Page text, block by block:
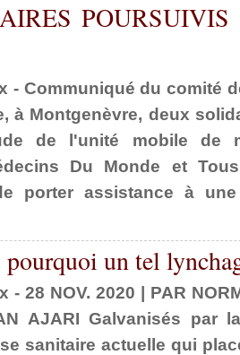
- Communiqué du comité
à Montgenèvre, deux
de l'unité mobile de
Du Monde et
porter assistance à
un tel
- 28 NOV. 2020 | PAR
AJARI Galvanisés par
sanitaire actuelle qui